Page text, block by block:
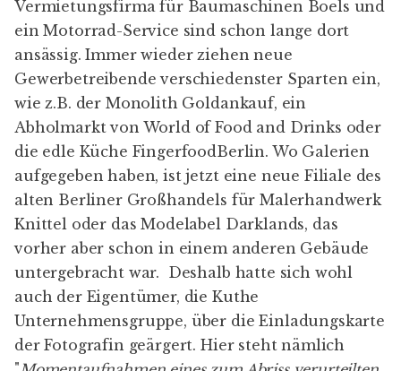
Vermietungsfirma für Baumaschinen Boels und
ein Motorrad-Service sind schon lange dort
ansässig. Immer wieder ziehen neue
Gewerbetreibende verschiedenster Sparten ein,
wie z.B. der Monolith Goldankauf, ein
Abholmarkt von World of Food and Drinks oder
die edle Küche FingerfoodBerlin. Wo Galerien
aufgegeben haben, ist jetzt eine neue Filiale des
alten Berliner Großhandels für Malerhandwerk
Knittel oder das Modelabel Darklands, das
vorher aber schon in einem anderen Gebäude
untergebracht war. Deshalb hatte sich wohl
auch der Eigentümer, die Kuthe
Unternehmensgruppe, über die Einladungskarte
der Fotografin geärgert. Hier steht nämlich